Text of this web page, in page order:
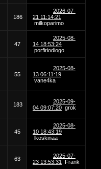
186
2026-07-
21 11:14:21
milkoparimo
47
2025-08-
14 18:53:24
porfiriodiogo
55
2025-08-
13 06:11:19
vane4ka
183
2025-09-
04 09:07:20 grok
45
2025-08-
10 18:43:19
lkoskinaa
63
2025-07-
23 13:53:31
Frank